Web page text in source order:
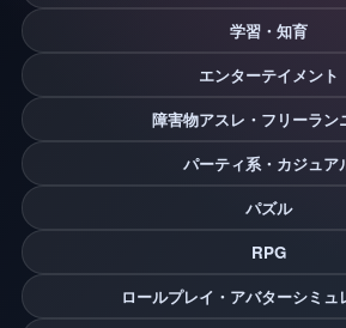
学習・知育
エンターテイメント
障害物アスレ・フリーラン
パーティ系・カジュア
パズル
RPG
ロールプレイ・アバターシミュ